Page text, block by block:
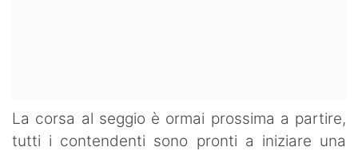
La corsa al seggio è ormai prossima a partire,
tutti i contendenti sono pronti a iniziare una